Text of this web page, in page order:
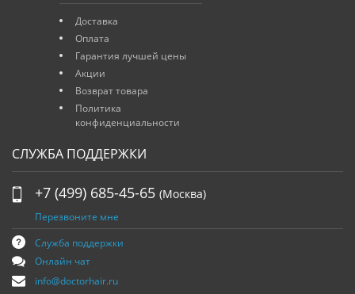
Доставка
Оплата
Гарантия лучшей цены
Акции
Возврат товара
Политика
конфиденциальности
СЛУЖБА ПОДДЕРЖКИ
+7 (499) 685-45-65 (Москва)
Перезвоните мне
Служба поддержки
Онлайн чат
info@doctorhair.ru